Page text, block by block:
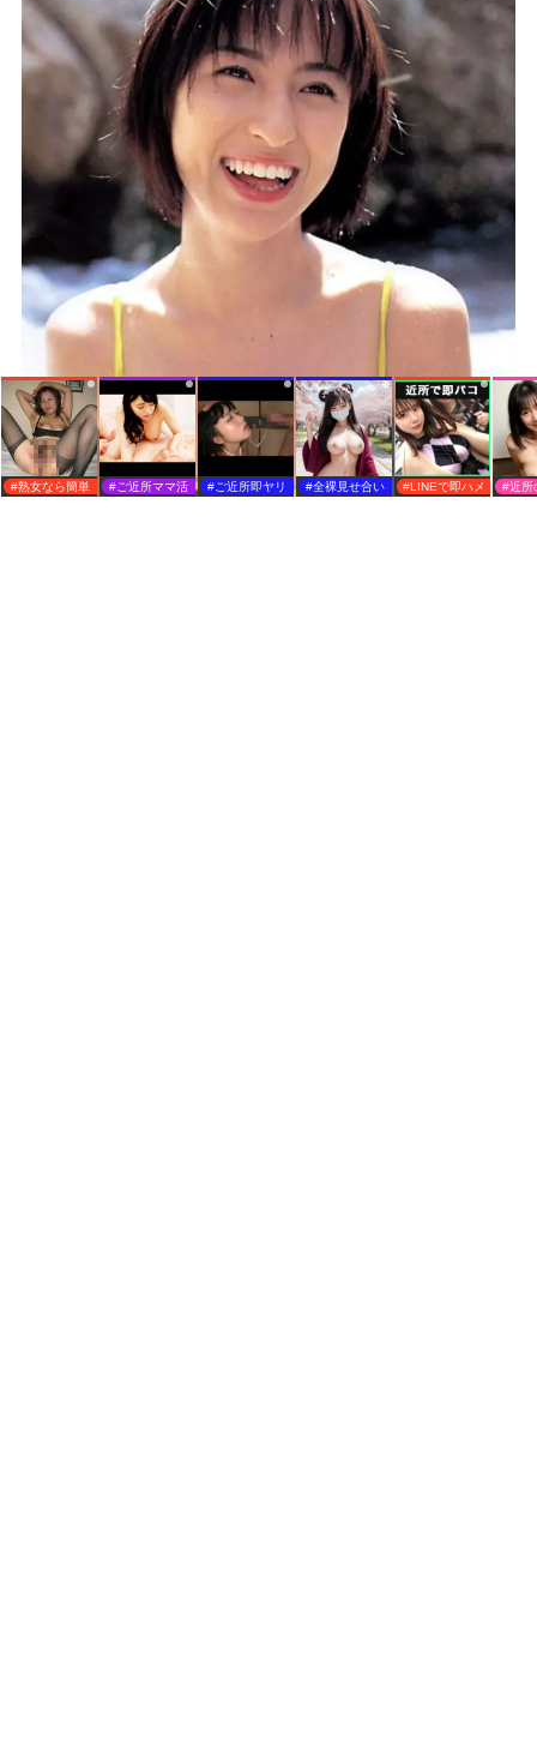
#熟女なら簡単 #ご近所ママ活 #ご近所即ヤリ #全裸見せ合い #LINEで即ハメ #近所